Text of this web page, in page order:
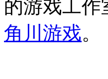
的游戏工
角川游戏。